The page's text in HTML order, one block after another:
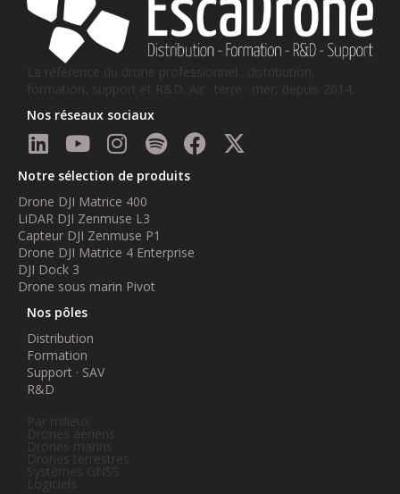
La référence du drone professionnel : distribution,
formation, support et R&D. Air · terre · mer, depuis 2014.
Nos réseaux sociaux
Notre sélection de produits
Drone DJI Matrice 400
LiDAR DJI Zenmuse L3
Capteur DJI Zenmuse P1
Drone DJI Matrice 4 Enterprise
DJI Dock 3
Drone sous marin Pivot
Nos pôles
Distribution
Formation
Support · SAV
R&D
Drones aériens
Drones marins
Drones terrestres
Systèmes GNSS
Logiciels